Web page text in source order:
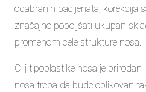
odabranih pacijenata, korekcija
značajno poboljšati ukupan
promenom cele strukture nosa.
Cilj tipoplastike nosa je
nosa treba da bude oblikovan